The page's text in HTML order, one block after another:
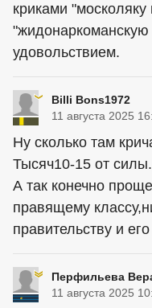
криками "москоляку
удовольствием.
Billi Bons1972
11 августа 2025
Ну сколько там
Тысяч10-15 от силы.
А так конечно
правящему
правительству и
Перфильева
11 августа 2025